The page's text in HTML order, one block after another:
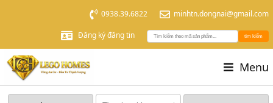
0938.39.6822 minhtn.dongnai@gmail.com
Đăng ký đăng tin tìm kiếm
Menu